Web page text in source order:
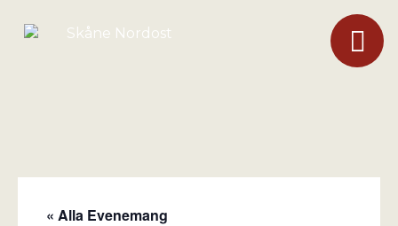
« Alla Evenemang